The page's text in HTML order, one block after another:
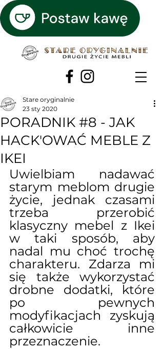
PORADNIK #8 - JAK
HACK'OWAĆ MEBLE Z
IKEI
Stare oryginalnie
23 sty 2020
Uwielbiam nadawać
starym meblom drugie
życie, jednak czasami
trzeba przerobić
klasyczny mebel z Ikei
w taki sposób, aby
nadal mu choć trochę
charakteru. Zdarza mi
się także wykorzystać
drobne dodatki, które
po pewnych
modyfikacjach zyskują
całkowicie inne
przeznaczenie.